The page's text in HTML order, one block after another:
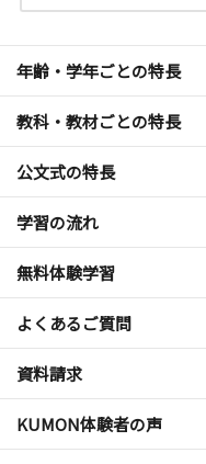
年齢・学年ごとの特長
教科・教材ごとの特長
公文式の特長
学習の流れ
無料体験学習
よくあるご質問
資料請求
KUMON体験者の声